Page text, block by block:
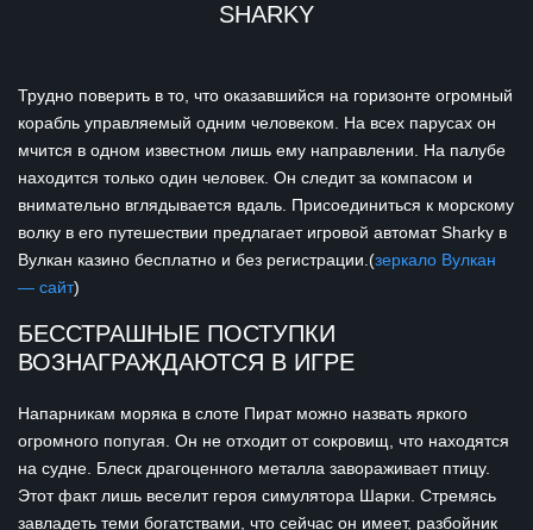
SHARKY
Трудно поверить в то, что оказавшийся на горизонте огромный
корабль управляемый одним человеком. На всех парусах он
мчится в одном известном лишь ему направлении. На палубе
находится только один человек. Он следит за компасом и
внимательно вглядывается вдаль. Присоединиться к морскому
волку в его путешествии предлагает игровой автомат Sharky в
Вулкан казино бесплатно и без регистрации.(зеркало Вулкан
— сайт)
БЕССТРАШНЫЕ ПОСТУПКИ
ВОЗНАГРАЖДАЮТСЯ В ИГРЕ
Напарникам моряка в слоте Пират можно назвать яркого
огромного попугая. Он не отходит от сокровищ, что находятся
на судне. Блеск драгоценного металла завораживает птицу.
Этот факт лишь веселит героя симулятора Шарки. Стремясь
завладеть теми богатствами, что сейчас он имеет, разбойник